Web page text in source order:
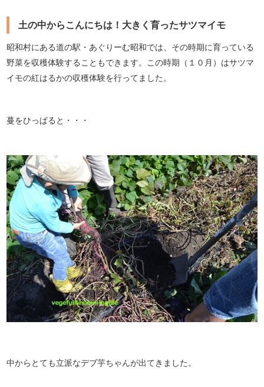
土の中からこんにちは！大きく育ったサツマイモ
昭和村にある道の駅・あぐりーむ昭和では、その時期に育っている
野菜を収穫体験することもできます。この時期（１０月）はサツマ
イモの紅はるかの収穫体験を行ってました。
蔓をひっぱると・・・
中からとても立派なデブ芋ちゃんが出てきました。